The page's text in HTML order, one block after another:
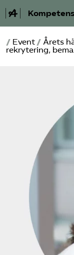
Aktuellt
Medlemskap
Våra frågor
Kurser och
Om oss
/ Event / Årets
rekrytering,